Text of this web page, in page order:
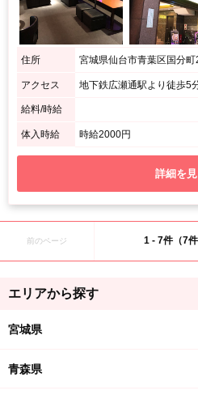
住所 宮城県仙台市青葉区国分
アクセス
給料/時給
体入時給 時給2000円
詳細を
前のページ 1 - 7件（7件
エリアから探す
宮城県
青森県